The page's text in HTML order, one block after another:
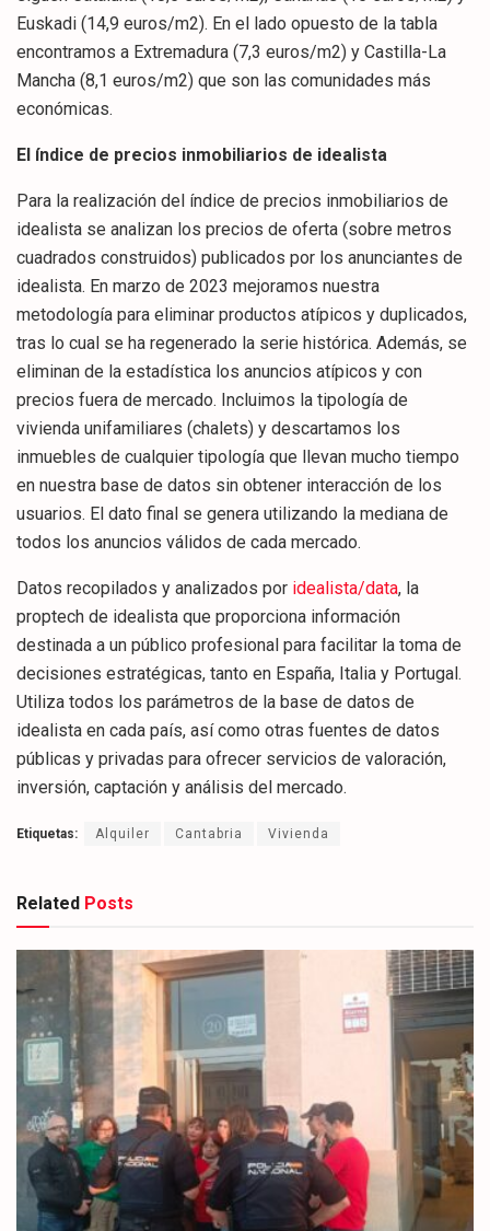
Euskadi (14,9 euros/m2). En el lado opuesto de la tabla
encontramos a Extremadura (7,3 euros/m2) y Castilla-La
Mancha (8,1 euros/m2) que son las comunidades más
económicas.
El índice de precios inmobiliarios de idealista
Para la realización del índice de precios inmobiliarios de
idealista se analizan los precios de oferta (sobre metros
cuadrados construidos) publicados por los anunciantes de
idealista. En marzo de 2023 mejoramos nuestra
metodología para eliminar productos atípicos y duplicados,
tras lo cual se ha regenerado la serie histórica. Además, se
eliminan de la estadística los anuncios atípicos y con
precios fuera de mercado. Incluimos la tipología de
vivienda unifamiliares (chalets) y descartamos los
inmuebles de cualquier tipología que llevan mucho tiempo
en nuestra base de datos sin obtener interacción de los
usuarios. El dato final se genera utilizando la mediana de
todos los anuncios válidos de cada mercado.
Datos recopilados y analizados por idealista/data, la
proptech de idealista que proporciona información
destinada a un público profesional para facilitar la toma de
decisiones estratégicas, tanto en España, Italia y Portugal.
Utiliza todos los parámetros de la base de datos de
idealista en cada país, así como otras fuentes de datos
públicas y privadas para ofrecer servicios de valoración,
inversión, captación y análisis del mercado.
Etiquetas: Alquiler Cantabria Vivienda
Related Posts